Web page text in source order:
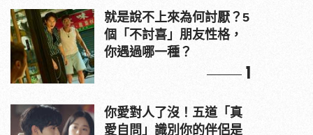
就是說不上來為何討厭？5
個「不討喜」朋友性格，
你遇過哪一種？
1
你愛對人了沒！五道「真
愛自問」識別你的伴侶是